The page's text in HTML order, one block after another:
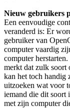
Nieuw gebruikers
Een eenvoudige
veranderd is: Er
gebruiker van
computer vaardig
computer
merkt dat zulk soort
kan het toch handig
uitzoeken wat voor
iemand die dit soort
met zijn computer